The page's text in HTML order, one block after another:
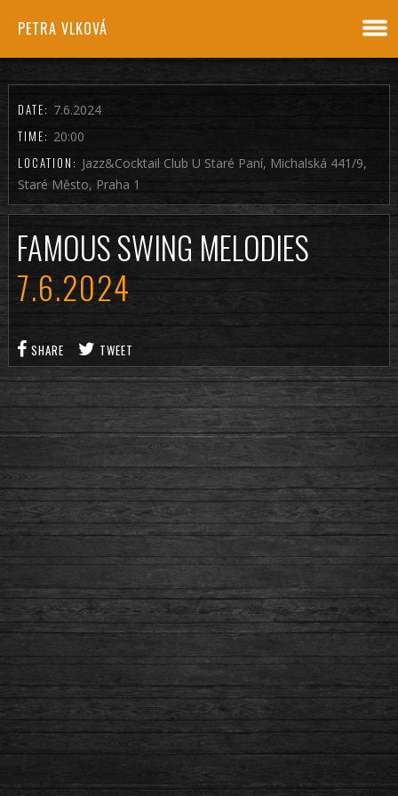
PETRA VLKOVÁ
DATE: 7.6.2024
TIME: 20:00
LOCATION: Jazz&Cocktail Club U Staré Paní, Michalská 441/9,
Staré Město, Praha 1
FAMOUS SWING MELODIES
7.6.2024
SHARE TWEET